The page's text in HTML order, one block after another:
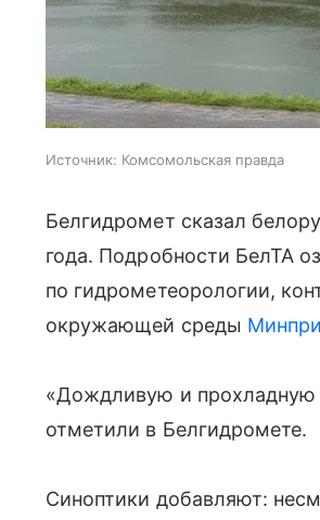
Источник: Комсомольская правда
Белгидромет сказал
года. Подробности БелТА
по гидрометеорологии,
окружающей среды
«Дождливую и прохладную
отметили в Белгидромете.
Синоптики добавляют: